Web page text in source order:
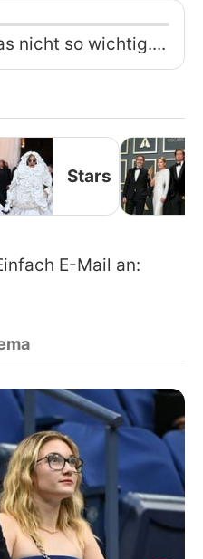
nicht so wichtig....
Stars
E-Mail an: